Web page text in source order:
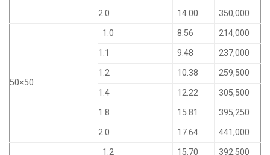
2.0
14.00 350,000
50×50
1.0 8.56
214,000
1.1
9.48
237,000
1.2
10.38
259,500
1.4
12.22
305,500
1.8
15.81
395,250
2.0
17.64 441,000
1.2 15.70
392,500